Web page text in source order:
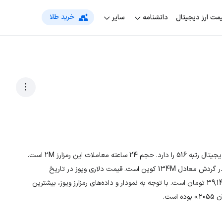
ارز دیجیتال دانشنامه سایر خرید طلا
رمزارز ویوز با نماد اختصاری WAVES، در بین لیست جهانی ارزهای دیجیتال رتبه 516 را دارد. حجم 24 ساعته معاملات این رمزارز 2M است.
تعداد کل سکه‌ها مقدار نامعلومی و در حال حاضر، تعداد سکه‌های در گردش معادل 134M کوین است. قیمت دلاری ویوز در تاریخ
1405/05/17، 0.2098 دلار و قیمت تومانی ارز WAVES معادل 39,148.68 تومان است. با توجه به نمودار و داده‌های رمزارز ویوز، بیشترین